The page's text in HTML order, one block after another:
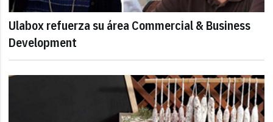
Ulabox refuerza su área Commercial & Business
Development